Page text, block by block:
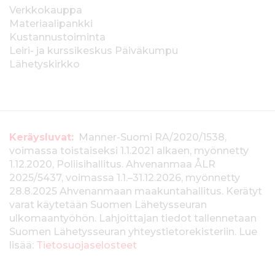
Verkkokauppa
Materiaalipankki
Kustannustoiminta
Leiri- ja kurssikeskus Päiväkumpu
Lähetyskirkko
T
i
e
d
o
t
Keräysluvat: Manner-Suomi RA/2020/1538,
voimassa toistaiseksi 1.1.2021 alkaen, myönnetty
1.12.2020, Poliisihallitus. Ahvenanmaa ÅLR
2025/5437, voimassa 1.1.–31.12.2026, myönnetty
28.8.2025 Ahvenanmaan maakuntahallitus. Kerätyt
varat käytetään Suomen Lähetysseuran
ulkomaantyöhön. Lahjoittajan tiedot tallennetaan
Suomen Lähetysseuran yhteystietorekisteriin. Lue
lisää: Tietosuojaselosteet